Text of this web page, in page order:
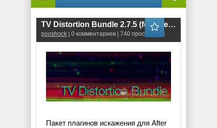
TV Distortion Bundle 2.7.5 (for After Effects & Premiere Pro)
pooshock | 0 комментариев | 740 просмотров
Пакет плагинов искажения для After